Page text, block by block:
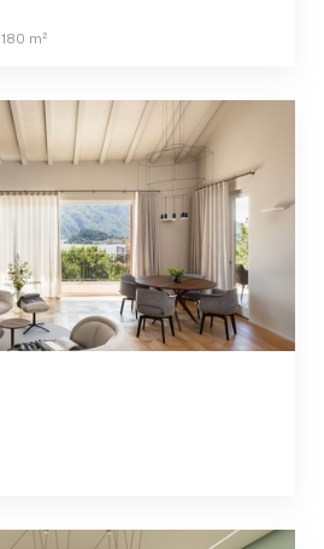
180 m²